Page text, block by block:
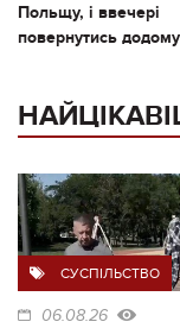
Польщу, і ввечері
повернутись додому
СУСПІЛЬСТВО
06.08.26